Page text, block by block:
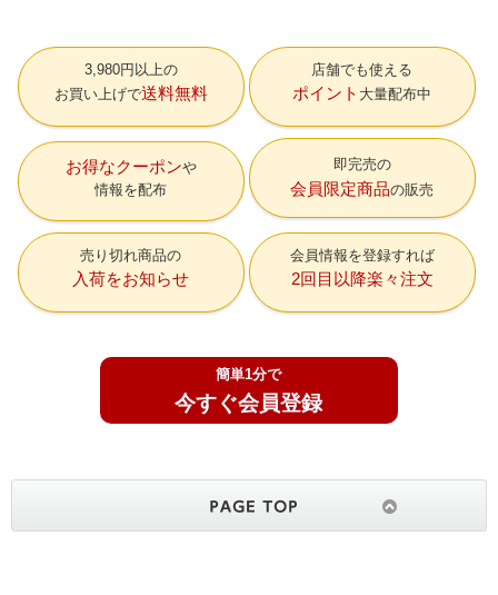
3,980円以上の
お買い上げで送料無料
店舗でも使える
ポイント 大量配布中
お得なクーポン
情報を配布
即完売の
会員限定商品の販売
売り切れ商品の
入荷をお知らせ
会員情報を登録すれば
2回目以降楽々注文
簡単1分で
今すぐ会員登録